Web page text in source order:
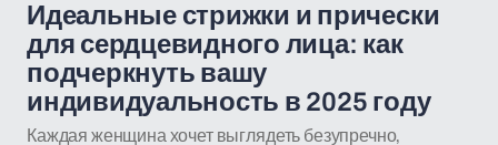
Идеальные стрижки и прически
для сердцевидного лица: как
подчеркнуть вашу
индивидуальность в 2025 году
Каждая женщина хочет выглядеть безупречно,